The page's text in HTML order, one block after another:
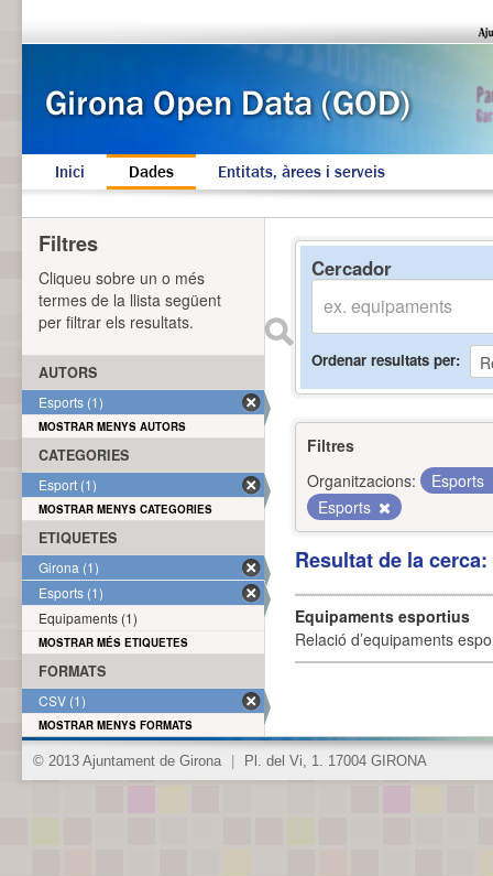
Inici Dades Entitats, àrees i serveis
Cercador
Ordenar resultats per
Filtres
Organitzacions:
Esports
Esports
Resultat de la
Equipaments esportius
Relació d’equipaments
Filtres
Cliqueu sobre un o més
termes de la llista següent
per filtrar els resultats.
AUTORS
Esports (1)
MOSTRAR MENYS AUTORS
CATEGORIES
Esport (1)
MOSTRAR MENYS CATEGORIES
ETIQUETES
Girona (1)
Esports (1)
Equipaments (1)
MOSTRAR MÉS ETIQUETES
FORMATS
CSV (1)
MOSTRAR MENYS FORMATS
© 2013 Ajuntament de Girona Pl. del Vi, 1. 17004 GIRONA